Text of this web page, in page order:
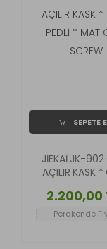
SEPETE
JİEKAİ JK-902
AÇILIR KASK *
SCREW
2.200,00
Perakende